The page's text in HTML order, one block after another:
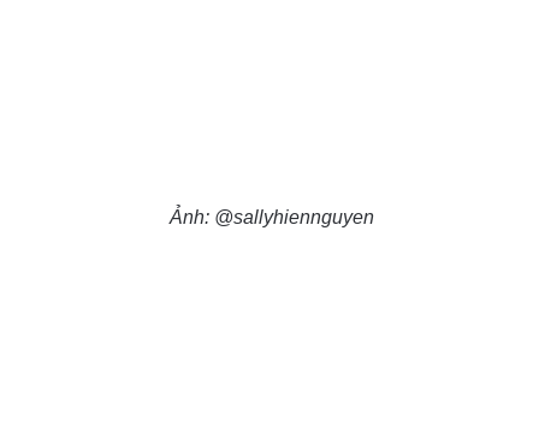
Ảnh: @sallyhiennguyen